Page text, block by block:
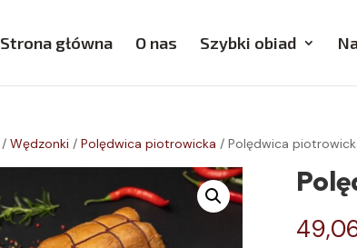
Strona główna O nas Szybki obiad
/ Wędzonki / Polędwica piotrowicka / Polędwica